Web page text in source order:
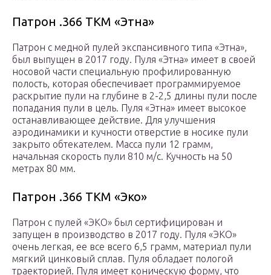
Патрон .366 ТКМ «Этна»
Патрон с медной пулей экспансивного типа «Этна»,
был выпущен в 2017 году. Пуля «Этна» имеет в своей
носовой части специальную профилированную
полость, которая обеспечивает программируемое
раскрытие пули на глубине в 2-2,5 длины пули после
попадания пули в цель. Пуля «Этна» имеет высокое
останавливающее действие. Для улучшения
аэродинамики и кучности отверстие в носике пули
закрыто обтекателем. Масса пули 12 грамм,
начальная скорость пули 810 м/с. Кучность на 50
метрах 80 мм.
Патрон .366 ТКМ «Эко»
Патрон с пулей «ЭКО» был сертифицирован и
запущен в производство в 2017 году. Пуля «ЭКО»
очень легкая, ее все всего 6,5 грамм, материал пули
мягкий цинковый сплав. Пуля обладает пологой
траекторией. Пуля имеет коническую форму, что